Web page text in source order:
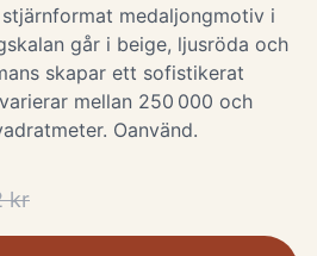
medaljongmotiv i
går i beige, ljusröda och
skapar ett sofistikerat
mellan 250 000 och
Oanvänd.
kr